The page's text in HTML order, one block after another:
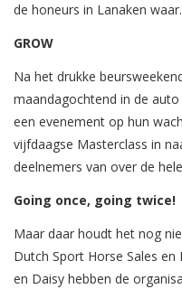
de honeurs in Lanaken waar.
GROW
Na het drukke
maandagochtend in de
een evenement op hun
vijfdaagse Masterclass in
deelnemers van over de
Going once, going twice!
Maar daar houdt het nog
Dutch Sport Horse Sales en
en Daisy hebben de